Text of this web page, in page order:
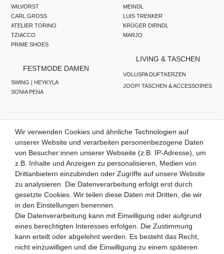
WILVORST
CARL GROSS
ATELIER TORINO
TZIACCO
PRIME SHOES
FESTMODE DAMEN
SWING | HEYKYLA
SONIA PENA
MEINDL
LUIS TRENKER
KRÜGER DIRNDL
MARJO
LIVING & TASCHEN
VOLUSPA DUFTKERZEN
JOOP! TASCHEN & ACCESSOIRES
ZAHLUNGSMETHODEN
WIR VERSENDEN MIT
QUALITÄTSVERSPRECHEN
Wir verwenden Cookies und ähnliche Technologien auf
unserer Website und verarbeiten personenbezogene Daten
von Besucher:innen unserer Webseite (z.B. IP-Adresse), um
z.B. Inhalte und Anzeigen zu personalisieren, Medien von
Drittanbietern einzubinden oder Zugriffe auf unsere Website
zu analysieren. Die Datenverarbeitung erfolgt erst durch
gesetzte Cookies. Wir teilen diese Daten mit Dritten, die wir
in den Einstellungen benennen.
Die Datenverarbeitung kann mit Einwilligung oder aufgrund
eines berechtigten Interesses erfolgen. Die Zustimmung
kann erteilt oder abgelehnt werden. Es besteht das Recht,
nicht einzuwilligen und die Einwilligung zu einem späteren